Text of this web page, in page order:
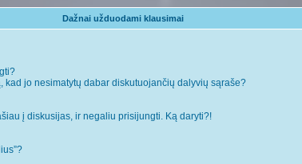
Dažnai užduodami klausimai
jo nesimatytų dabar diskutuojančių dalyvių sąraše?
į diskusijas, ir negaliu prisijungti. Ką daryti?!